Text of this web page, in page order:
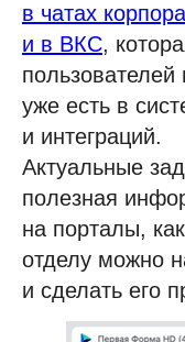
в чатах
и в ВКС,
уже есть в
и интеграций.
Актуальные
полезная
на порталы,
отделу можно
и сделать его